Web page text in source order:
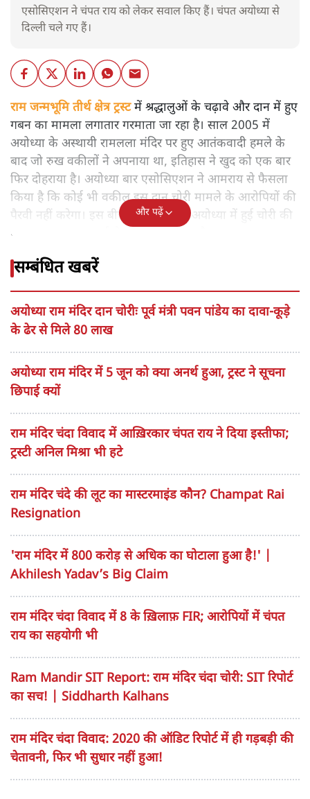
एसोसिएशन ने चंपत राय को लेकर सवाल किए हैं। चंपत अयोध्या से
दिल्ली चले गए हैं।
राम जन्मभूमि तीर्थ क्षेत्र ट्रस्टमें श्रद्धालुओं के चढ़ावे और दान में हुए
गबन का मामला लगातार गरमाता जा रहा है। साल 2005 में
अयोध्या के अस्थायी रामलला मंदिर पर हुए आतंकवादी हमले के
बाद जो रुख वकीलों ने अपनाया था, इतिहास ने खुद को एक बार
फिर दोहराया है। अयोध्या बार एसोसिएशन ने आमराय से फैसला
किया है कि कोई भी वकील इस दान चोरी मामले के आरोपियों की
पैरवी नहीं करेगा। इस बीच सुप्रीम कोर्ट ने अयोध्या में हुई चोरी की
घटना पर जल्द सुनवाई से इनकार कर दिया है।
और पढ़ें
सम्बंधित खबरें
अयोध्या राम मंदिर दान चोरीः पूर्व मंत्री पवन पांडेय का दावा-कूड़े
के ढेर से मिले 80 लाख
अयोध्या राम मंदिर में 5 जून को क्या अनर्थ हुआ, ट्रस्ट ने सूचना
छिपाई क्यों
राम मंदिर चंदा विवाद में आख़िरकार चंपत राय ने दिया इस्तीफा;
ट्रस्टी अनिल मिश्रा भी हटे
राम मंदिर चंदे की लूट का मास्टरमाइंड कौन? Champat Rai
Resignation
'राम मंदिर में 800 करोड़ से अधिक का घोटाला हुआ है!' |
Akhilesh Yadav’s Big Claim
राम मंदिर चंदा विवाद में 8 के ख़िलाफ़ FIR; आरोपियों में चंपत
राय का सहयोगी भी
Ram Mandir SIT Report: राम मंदिर चंदा चोरी: SIT रिपोर्ट
का सच! | Siddharth Kalhans
राम मंदिर चंदा विवाद: 2020 की ऑडिट रिपोर्ट में ही गड़बड़ी की
चेतावनी, फिर भी सुधार नहीं हुआ!